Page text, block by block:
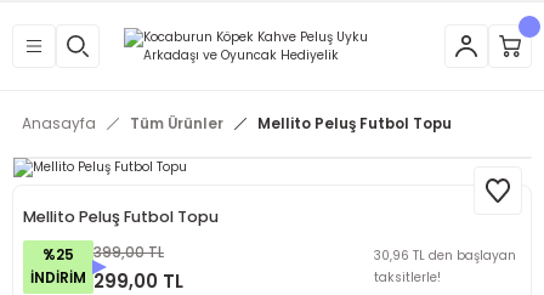
Anasayfa Tüm Ürünler Mellito Peluş Futbol Topu
Mellito Peluş Futbol Topu
%25
İNDİRİM
399,00 TL
299,00 TL
30,96 TL den başlayan
taksitlerle!